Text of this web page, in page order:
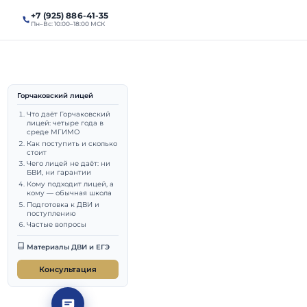
Поступление
МГИМО (МЭО,